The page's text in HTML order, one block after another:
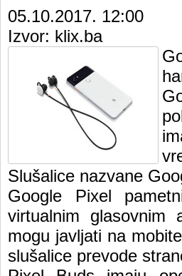
05.10.2017. 12:00
Izvor: klix.ba
Slušalice nazvane
Google Pixel
virtualnim glasovnim
mogu javljati na
slušalice prevode